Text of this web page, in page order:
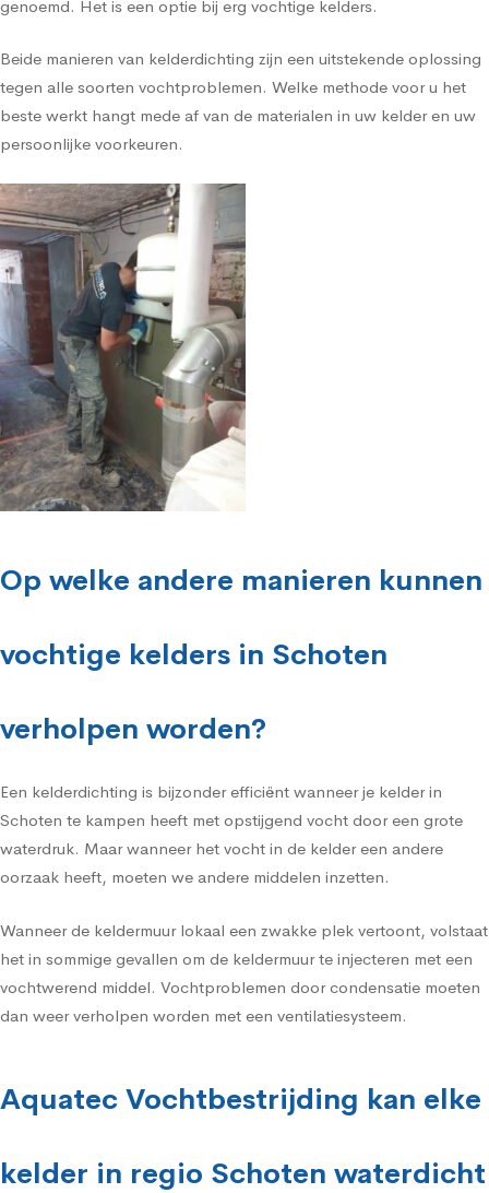
genoemd. Het is een optie bij erg vochtige kelders.
Beide manieren van kelderdichting zijn een uitstekende oplossing
tegen alle soorten vochtproblemen. Welke methode voor u het
beste werkt hangt mede af van de materialen in uw kelder en uw
persoonlijke voorkeuren.
Op welke andere manieren kunnen
vochtige kelders in Schoten
verholpen worden?
Een kelderdichting is bijzonder efficiënt wanneer je kelder in
Schoten te kampen heeft met opstijgend vocht door een grote
waterdruk. Maar wanneer het vocht in de kelder een andere
oorzaak heeft, moeten we andere middelen inzetten.
Wanneer de keldermuur lokaal een zwakke plek vertoont, volstaat
het in sommige gevallen om de keldermuur te injecteren met een
vochtwerend middel. Vochtproblemen door condensatie moeten
dan weer verholpen worden met een ventilatiesysteem.
Aquatec Vochtbestrijding kan elke
kelder in regio Schoten waterdicht